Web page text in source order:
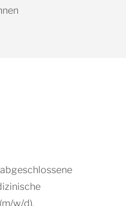
w/d).